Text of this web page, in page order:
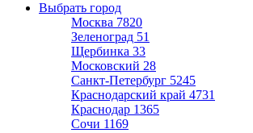
Выбрать город
Москва 7820
Зеленоград 51
Щербинка 33
Московский 28
Санкт-Петербург 5245
Краснодарский край 4731
Краснодар 1365
Сочи 1169